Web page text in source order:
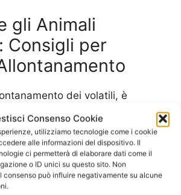
Consenso Cookie
utilizziamo tecnologie come i cookie
alle informazioni del dispositivo. Il
ci permetterà di elaborare dati come il
o ID unici su questo sito. Non
consenso può influire negativamente su alcune
gli Animali
Consigli per
dei volatili, è
presenza. Innanzitutto, è
l’area circostante la
o il proprio giardino pulita e
attirerebbe infatti gli
in cerca di cibo.